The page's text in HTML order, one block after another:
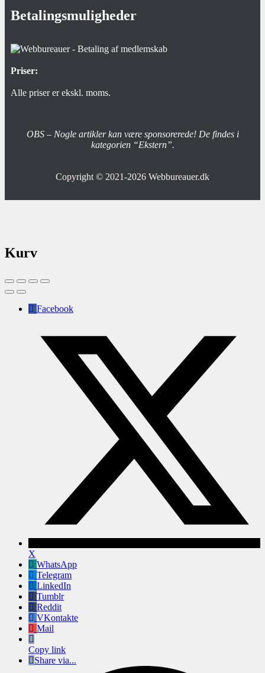
Betalingsmuligheder
Priser:
Alle priser er ekskl. moms.
OBS – Nogle artikler kan være sponsorerede! De findes i
kategorien “Ekstern”.
Copyright © 2021-2026 Webbureauer.dk
Kurv
Facebook
X
WhatsApp
Telegram
LinkedIn
Tumblr
Reddit
VKontakte
Mail
Copy link
Share via...